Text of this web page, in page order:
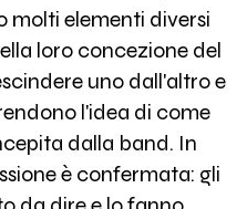
molti elementi diversi
loro concezione del
uno dall'altro e
l'idea di come
dalla band. In
è confermata: gli